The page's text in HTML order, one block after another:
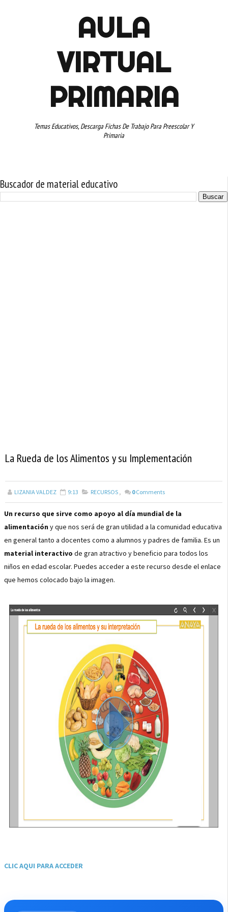
AULA
VIRTUAL
PRIMARIA
Temas Educativos, Descarga Fichas De Trabajo Para Preescolar Y
Primaria
Buscador de material educativo
La Rueda de los Alimentos y su Implementación
LIZANIA VALDEZ 9:13 RECURSOS , 0 Comments
Un recurso que sirve como apoyo al día mundial de la
alimentación y que nos será de gran utilidad a la comunidad educativa
en general tanto a docentes como a alumnos y padres de familia. Es un
material interactivo de gran atractivo y beneficio para todos los
niños en edad escolar. Puedes acceder a este recurso desde el enlace
que hemos colocado bajo la imagen.
CLIC AQUI PARA ACCEDER